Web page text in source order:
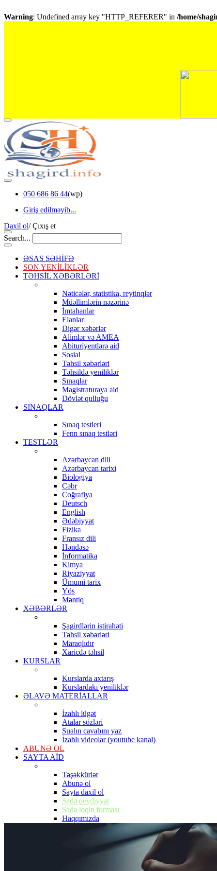
Warning: Undefined array key "HTTP_REFERER" in /home/
050 686 86 44(wp)
Giriş edilməyib...
Daxil ol/Çıxış et
Search...
ƏSAS SƏHİFƏ
SON YENİLİKLƏR
TƏHSİL XƏBƏRLƏRİ
Nəticələr, statistika, reytinqlər
Müəllimlərin nəzərinə
İmtahanlar
Elanlar
Digər xəbərlər
Alimlər və AMEA
Abituriyentlərə aid
Sosial
Təhsil xəbərləri
Təhsildə yeniliklər
Sınaqlar
Magistraturaya aid
Dövlət qulluğu
SINAQLAR
Sınaq testleri
Fenn sınaq testləri
TESTLƏR
Azərbaycan dili
Azərbaycan tarixi
Biologiya
Cəbr
Coğrafiya
Deutsch
English
Ədəbiyyat
Fizika
Fransız dili
Həndəsə
İnformatika
Kimya
Riyaziyyat
Ümumi tarix
Yös
Məntiq
XƏBƏRLƏR
Şagirdlərin istirahəti
Təhsil xəbərləri
Maraqlıdır
Xaricdə təhsil
KURSLAR
Kurslarda axtarış
Kurslardakı yeniliklər
ƏLAVƏ MATERİALLAR
İzahlı lügət
Atalar sözləri
Sualın cavabını yaz
İzahlı videolar (youtube kanal)
ABUNƏ OL
SAYTA AİD
Təşəkkürlər
Abunə ol
Sayta daxil ol
Sadə qeydiyyat
Sadə loqin forması
Haqqımızda